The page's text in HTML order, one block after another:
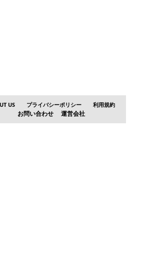
US プライバシーポリシー 利用規約
お問い合わせ 運営会社